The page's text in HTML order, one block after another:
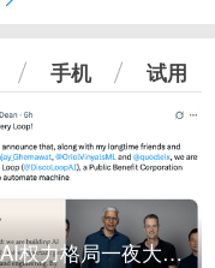
手机 试用
谷歌AI权力格局一夜大洗牌